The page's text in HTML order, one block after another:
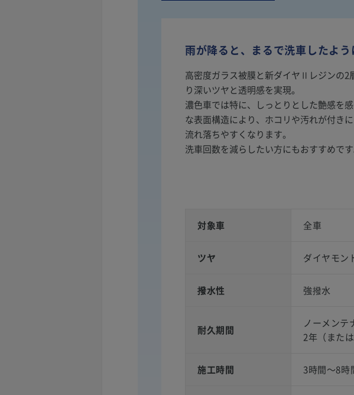
雨が降ると、まるで洗車したよ
高密度ガラス被膜と新ダイヤⅡレジンの2
り深いツヤと透明感を実現。
濃色車では特に、しっとりとした艶感を
な表面構造により、ホコリや汚れが付き
流れ落ちやすくなります。
洗車回数を減らしたい方にもおすすめです
対象車 全車
ツヤ ダイヤモン
撥水性 強撥水
耐久期間
ノーメンテ
2年（また
施工時間 3時間〜8時